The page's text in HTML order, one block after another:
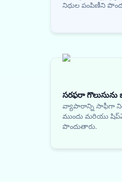
నిధుల పంపిణీని
సరఫరా
వ్యాపారాన్ని సాఫీగా
ముందు మరియు
పొందుతారు.